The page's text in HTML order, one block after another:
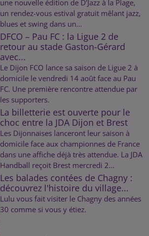
une nouvelle édition de D’Jazz à la Plage,
un rendez-vous estival gratuit mêlant jazz,
blues et swing dans un...
DFCO – Pau FC : la Ligue 2 de
retour au stade Gaston-Gérard
avec...
Le Dijon FCO lance sa saison de Ligue 2 à
domicile le vendredi 14 août face au Pau
FC. Une première rencontre attendue par
les supporters.
La billetterie est ouverte pour le
choc entre la JDA Dijon et Brest
Les Dijonnaises lanceront leur saison à
domicile face aux championnes de France
dans une affiche déjà très attendue. La JDA
Handball reçoit Brest mercredi 2...
Les balades contées de Chagny :
découvrez l'histoire du village...
Lulu vous fait visiter le Chagny des années
30 comme si vous y étiez.